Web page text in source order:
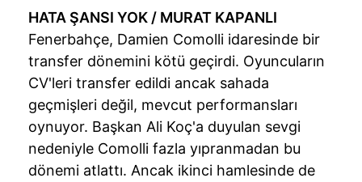
HATA ŞANSI YOK / MURAT KAPANLI
Fenerbahçe, Damien Comolli idaresinde bir
transfer dönemini kötü geçirdi. Oyuncuların
CV'leri transfer edildi ancak sahada
geçmişleri değil, mevcut performansları
oynuyor. Başkan Ali Koç'a duyulan sevgi
nedeniyle Comolli fazla yıpranmadan bu
dönemi atlattı. Ancak ikinci hamlesinde de